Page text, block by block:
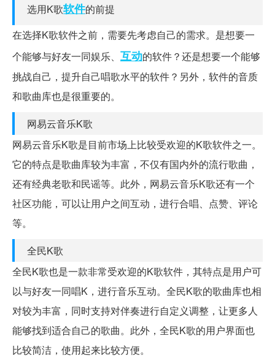
选用K歌软件的前提
在选择K歌软件之前，需要先考虑自己的需求。是想要一
个能够与好友一同娱乐、 互动的软件？还是想要一个能够
挑战自己，提升自己唱歌水平的软件？另外，软件的音质
和歌曲库也是很重要的。
网易云音乐K歌
网易云音乐K歌是目前市场上比较受欢迎的K歌软件之一。
它的特点是歌曲库较为丰富，不仅有国内外的流行歌曲，
还有经典老歌和民谣等。此外，网易云音乐K歌还有一个
社区功能，可以让用户之间互动，进行合唱、点赞、评论
等。
全民K歌
全民K歌也是一款非常受欢迎的K歌软件，其特点是用户可
以与好友一同唱K，进行音乐互动。全民K歌的歌曲库也相
对较为丰富，同时支持对伴奏进行自定义调整，让更多人
能够找到适合自己的歌曲。此外，全民K歌的用户界面也
比较简洁，使用起来比较方便。